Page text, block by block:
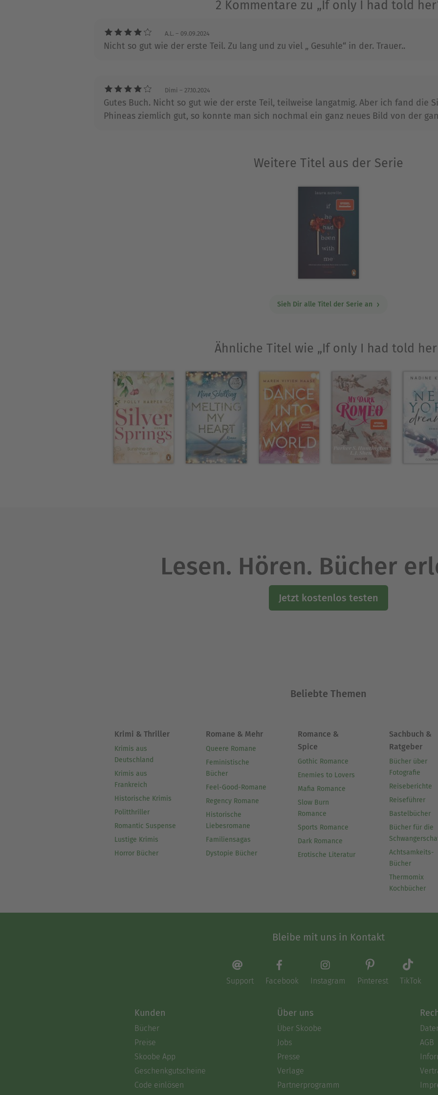
2 Kommentare zu „If only I had told
A.L. – 09.09.2024
Nicht so gut wie der erste Teil. Zu lang und zu viel „ Gesuhle“ in der. Trauer..
Dimi – 27.10.2024
Gutes Buch. Nicht so gut wie der erste Teil, teilweise langatmig. Aber ich fand die
Phineas ziemlich gut, so konnte man sich nochmal ein ganz neues Bild von der
Weitere Titel aus der Serie
Sieh Dir alle Titel der Serie an
Ähnliche Titel wie „If only I had told
Lesen. Hören. Bücher
Jetzt kostenlos testen
Beliebte Themen
Krimi & Thriller
Krimis aus
Deutschland
Krimis aus
Frankreich
Historische Krimis
Politthriller
Romantic Suspense
Lustige Krimis
Horror Bücher
Romane & Mehr
Queere Romane
Feministische
Bücher
Feel-Good-Romane
Regency Romane
Historische
Liebesromane
Familiensagas
Dystopie Bücher
Romance &
Spice
Gothic Romance
Enemies to Lovers
Mafia Romance
Slow Burn
Romance
Sports Romance
Dark Romance
Erotische Literatur
Sachbuch &
Ratgeber
Bücher über
Fotografie
Reiseberichte
Reiseführer
Bastelbücher
Bücher für die
Achtsamkeits-
Bücher
Thermomix
Kochbücher
Bleibe mit uns in Kontakt
Support Facebook Instagram Pinterest TikTok
Kunden
Bücher
Preise
Skoobe App
Geschenkgutscheine
Code einlösen
Über uns
Über Skoobe
Jobs
Presse
Verlage
Partnerprogramm
AGB